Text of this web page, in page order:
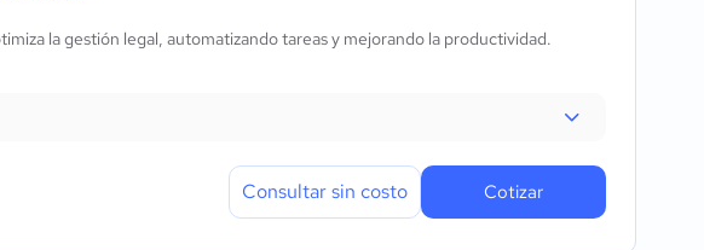
la gestión legal, automatizando tareas y mejorando la productividad.
Consultar sin costo Cotizar